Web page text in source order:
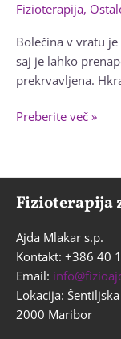
Fizioterapija,
Bolečina v vratu
saj je lahko
prekrvavljena.
Bolečina
–
10
razlogov
za
nastanek
bolečine
v
mišici
Preberite več »
Fizioterapija
Ajda Mlakar s.p.
Kontakt: +386 40
Email:
Lokacija:
2000 Maribor